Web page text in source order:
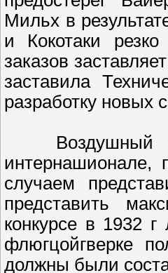
Мильх в
и Кокотаки
заказов
заставила
разработку новых
Воздушный
интернашионале,
случаем
представить
конкурсе в 1932
флюгцойгверке
должны были